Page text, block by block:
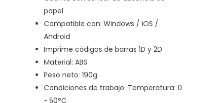
papel
Compatible con: Windows / iOS /
Android
Imprime códigos de barras 1D y 2D
Material: ABS
Peso neto: 190g
Condiciones de trabajo: Temperatura: 0
~ 50°C